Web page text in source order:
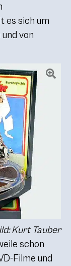
es sich um
von
Kurt Tauber
schon
Filme und